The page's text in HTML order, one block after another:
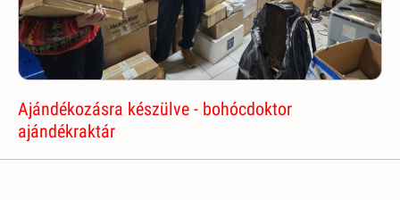
Ajándékozásra készülve - bohócdoktor
ajándékraktár